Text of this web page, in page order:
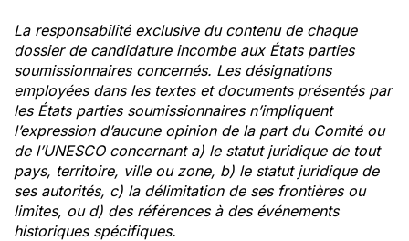
La responsabilité exclusive du contenu de chaque
dossier de candidature incombe aux États parties
soumissionnaires concernés. Les désignations
employées dans les textes et documents présentés par
les États parties soumissionnaires n’impliquent
l’expression d’aucune opinion de la part du Comité ou
de l’UNESCO concernant a) le statut juridique de tout
pays, territoire, ville ou zone, b) le statut juridique de
ses autorités, c) la délimitation de ses frontières ou
limites, ou d) des références à des événements
historiques spécifiques.